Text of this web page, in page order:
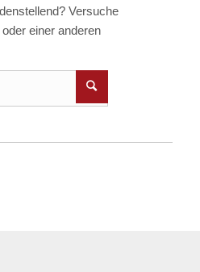
Versuche
einer anderen